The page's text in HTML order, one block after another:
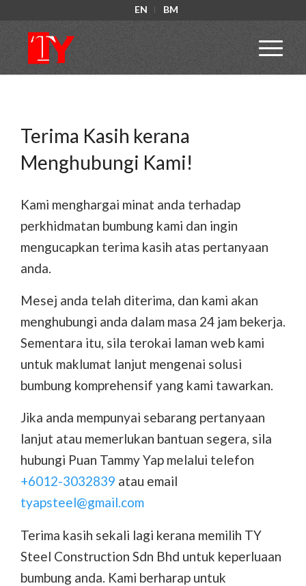
EN BM
Terima Kasih kerana
Menghubungi Kami!
Kami menghargai minat anda terhadap
perkhidmatan bumbung kami dan ingin
mengucapkan terima kasih atas pertanyaan
anda.
Mesej anda telah diterima, dan kami akan
menghubungi anda dalam masa 24 jam bekerja.
Sementara itu, sila terokai laman web kami
untuk maklumat lanjut mengenai solusi
bumbung komprehensif yang kami tawarkan.
Jika anda mempunyai sebarang pertanyaan
lanjut atau memerlukan bantuan segera, sila
hubungi Puan Tammy Yap melalui telefon
+6012-3032839 atau email
tyapsteel@gmail.com
Terima kasih sekali lagi kerana memilih TY
Steel Construction Sdn Bhd untuk keperluaan
bumbung anda. Kami berharap untuk